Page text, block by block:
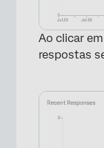
Ao clicar
respostas